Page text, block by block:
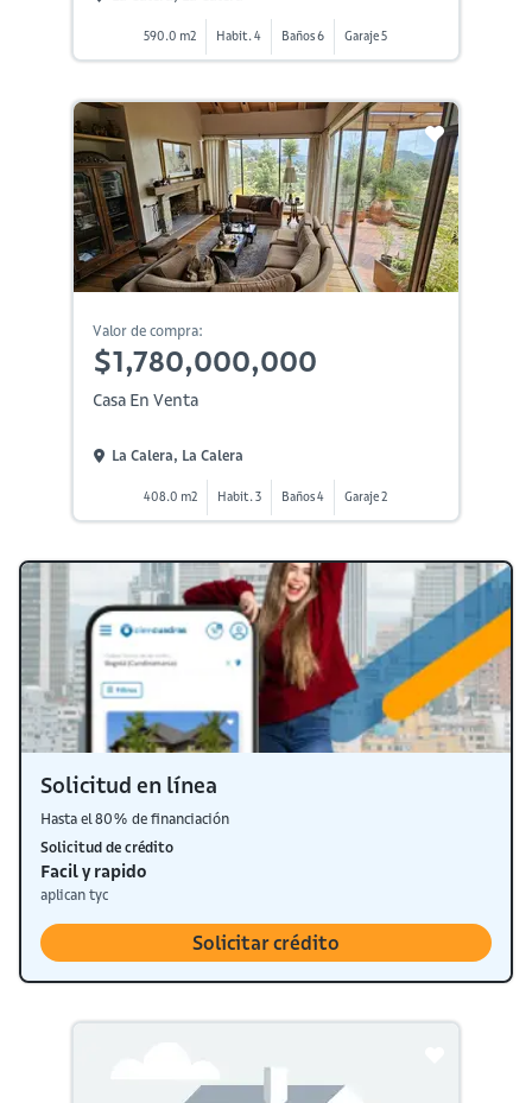
590.0 m2 Habit. 4 Baños 6 Garaje 5
Valor de compra:
$1,780,000,000
Casa En Venta
La Calera, La Calera
408.0 m2 Habit. 3 Baños 4 Garaje 2
Solicitud en línea
Hasta el 80% de financiación
Solicitud de crédito
Facil y rapido
aplican tyc
Solicitar crédito